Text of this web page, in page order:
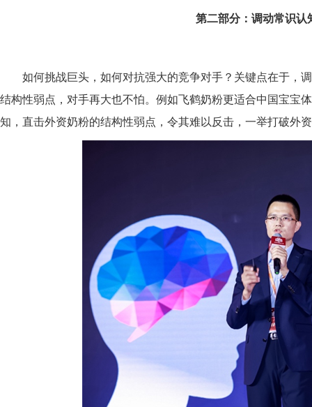
第二部分： 调动常识认
如何挑战巨头 ，如何对抗强大的竞争对手 ？关键点在于，
结构性弱点，对手再大也不怕。 例如飞鹤奶粉更适合中国宝宝
知 ，直击外资奶粉的结构性弱点 ，令其难以 反击 ，一举打破外